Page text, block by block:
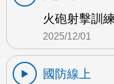
火砲射擊訓
2025/12/01
國防線上